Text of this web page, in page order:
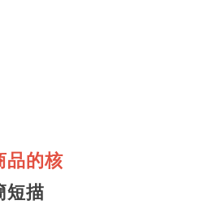
品的核
短描